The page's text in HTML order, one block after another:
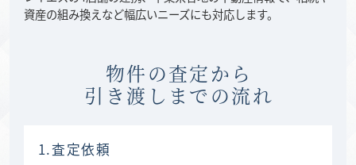
資産の組み換えなど幅広いニーズにも対応します。
物件の査定から
引き渡しまでの流れ
1.査定依頼